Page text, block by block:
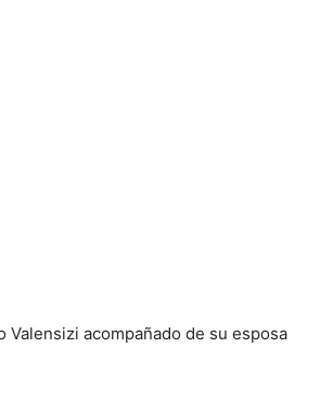
acompañado de su esposa